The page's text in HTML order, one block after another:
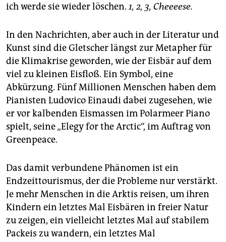
ich werde sie wieder löschen. 1, 2, 3, Cheeeese.
In den Nachrichten, aber auch in der Literatur und
Kunst sind die Gletscher längst zur Metapher für
die Klimakrise geworden, wie der Eisbär auf dem
viel zu kleinen Eisfloß. Ein Symbol, eine
Abkürzung. Fünf Millionen Menschen haben dem
Pianisten Ludovico Einaudi dabei zugesehen, wie
er vor kalbenden Eismassen im Polarmeer Piano
spielt, seine „Elegy for the Arctic“, im Auftrag von
Greenpeace.
Das damit verbundene Phänomen ist ein
Endzeittourismus, der die Probleme nur verstärkt.
Je mehr Menschen in die Arktis reisen, um ihren
Kindern ein letztes Mal Eisbären in freier Natur
zu zeigen, ein vielleicht letztes Mal auf stabilem
Packeis zu wandern, ein letztes Mal